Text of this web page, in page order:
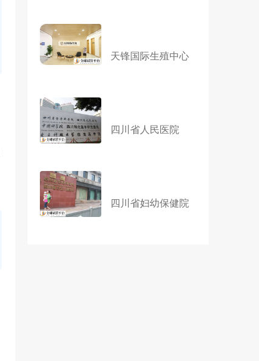
天锋国际生殖中心
四川省人民医院
四川省妇幼保健院